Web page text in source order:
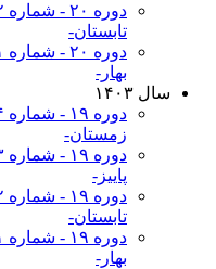
تابستان-
بهار-
سال ۱۴۰۳
زمستان-
پاییز-
تابستان-
بهار-